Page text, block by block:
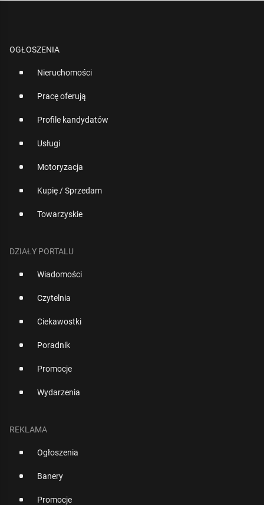
OGŁOSZENIA
Nieruchomości
Pracę oferują
Profile kandydatów
Usługi
Motoryzacja
Kupię / Sprzedam
Towarzyskie
DZIAŁY PORTALU
Wiadomości
Czytelnia
Ciekawostki
Poradnik
Promocje
Wydarzenia
REKLAMA
Ogłoszenia
Banery
Promocje